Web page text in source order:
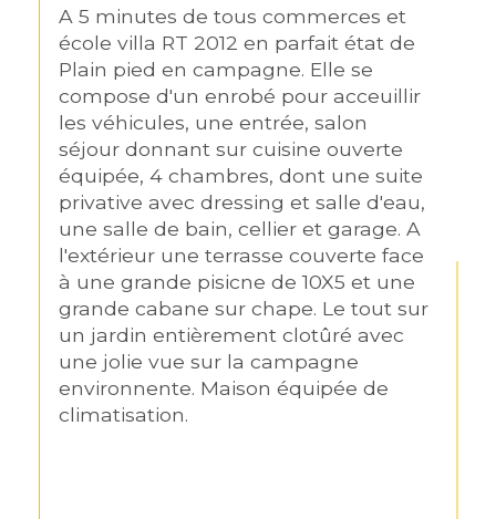
A 5 minutes de tous commerces et
école villa RT 2012 en parfait état de
Plain pied en campagne. Elle se
compose d'un enrobé pour acceuillir
les véhicules, une entrée, salon
séjour donnant sur cuisine ouverte
équipée, 4 chambres, dont une suite
privative avec dressing et salle d'eau,
une salle de bain, cellier et garage. A
l'extérieur une terrasse couverte face
à une grande pisicne de 10X5 et une
grande cabane sur chape. Le tout sur
un jardin entièrement clotûré avec
une jolie vue sur la campagne
environnente. Maison équipée de
climatisation.